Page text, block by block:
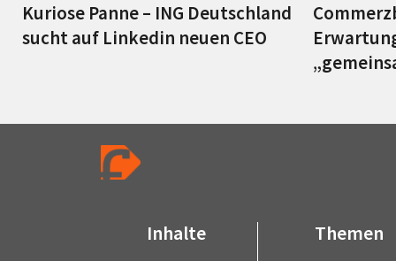
Kuriose Panne – ING Deutschland
sucht auf Linkedin neuen CEO
Inhalte Themen